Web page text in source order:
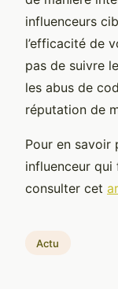
influenceurs
l’efficacité de
pas de suivre
les abus de
réputation de
Pour en savoir
influenceur
consulter cet
Actu